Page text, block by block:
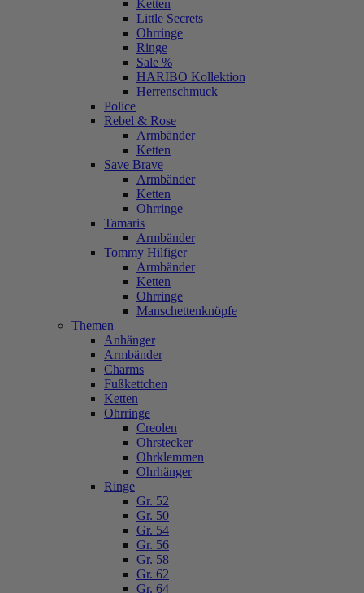
Ketten
Little Secrets
Ohrringe
Ringe
Sale %
HARIBO Kollektion
Herrenschmuck
Police
Rebel & Rose
Armbänder
Ketten
Save Brave
Armbänder
Ketten
Ohrringe
Tamaris
Armbänder
Tommy Hilfiger
Armbänder
Ketten
Ohrringe
Manschettenknöpfe
Themen
Anhänger
Armbänder
Charms
Fußkettchen
Ketten
Ohrringe
Creolen
Ohrstecker
Ohrklemmen
Ohrhänger
Ringe
Gr. 52
Gr. 50
Gr. 54
Gr. 56
Gr. 58
Gr. 62
Gr. 64